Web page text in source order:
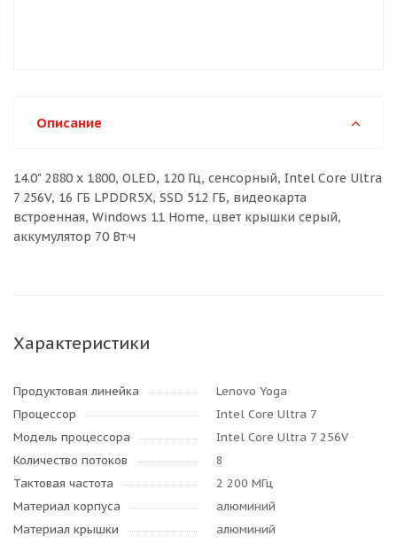
Описание
14.0" 2880 x 1800, OLED, 120 Гц, сенсорный, Intel Core Ultra
7 256V, 16 ГБ LPDDR5X, SSD 512 ГБ, видеокарта
встроенная, Windows 11 Home, цвет крышки серый,
аккумулятор 70 Вт·ч
Характеристики
Продуктовая линейка
Lenovo Yoga
Процессор
Intel Core Ultra 7
Модель процессора
Intel Core Ultra 7 256V
Количество потоков
8
Тактовая частота
2 200 МГц
Материал корпуса
алюминий
Материал крышки
алюминий